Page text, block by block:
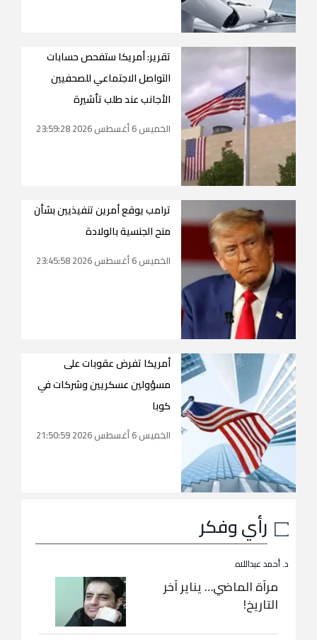
تقرير: أمريكا ستفحص حسابات
التواصل الاجتماعي للصحفيين
الأجانب عند طلب تأشيرة
الخميس 6 أغسطس 2026 23:59:28
ترامب يوقع أمرين تنفيذيين بشأن
منح الجنسية بالولادة
الخميس 6 أغسطس 2026 23:45:58
أمريكا تفرض عقوبات على
مسؤولين عسكريين وشركات في
كوبا
الخميس 6 أغسطس 2026 21:50:59
رأي وفكر
د. أحمد عبداللاه
مرآة الماضي… يناير آخر
التاريخ!